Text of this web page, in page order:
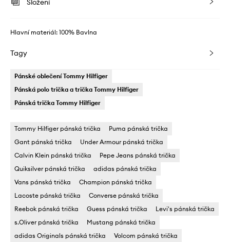
Složení
Hlavní materiál: 100% Bavlna
Tagy
Pánské oblečení Tommy Hilfiger
Pánská polo trička a trička Tommy Hilfiger
Pánská trička Tommy Hilfiger
Tommy Hilfiger pánská trička
Puma pánská trička
Gant pánská trička
Under Armour pánská trička
Calvin Klein pánská trička
Pepe Jeans pánská trička
Quiksilver pánská trička
adidas pánská trička
Vans pánská trička
Champion pánská trička
Lacoste pánská trička
Converse pánská trička
Reebok pánská trička
Guess pánská trička
Levi's pánská trička
s.Oliver pánská trička
Mustang pánská trička
adidas Originals pánská trička
Volcom pánská trička